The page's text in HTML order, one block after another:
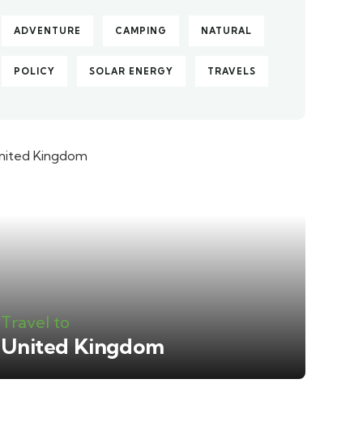
ADVENTURE CAMPING NATURAL
POLICY SOLAR ENERGY TRAVELS
Travel to
United Kingdom